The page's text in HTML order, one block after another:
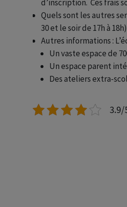
d’inscription. Ces frais
Quels sont les autres
30 et le soir de 17h à 18h)
Autres informations :
Un vaste espace de
Un espace parent
Des ateliers extra-
3.9/